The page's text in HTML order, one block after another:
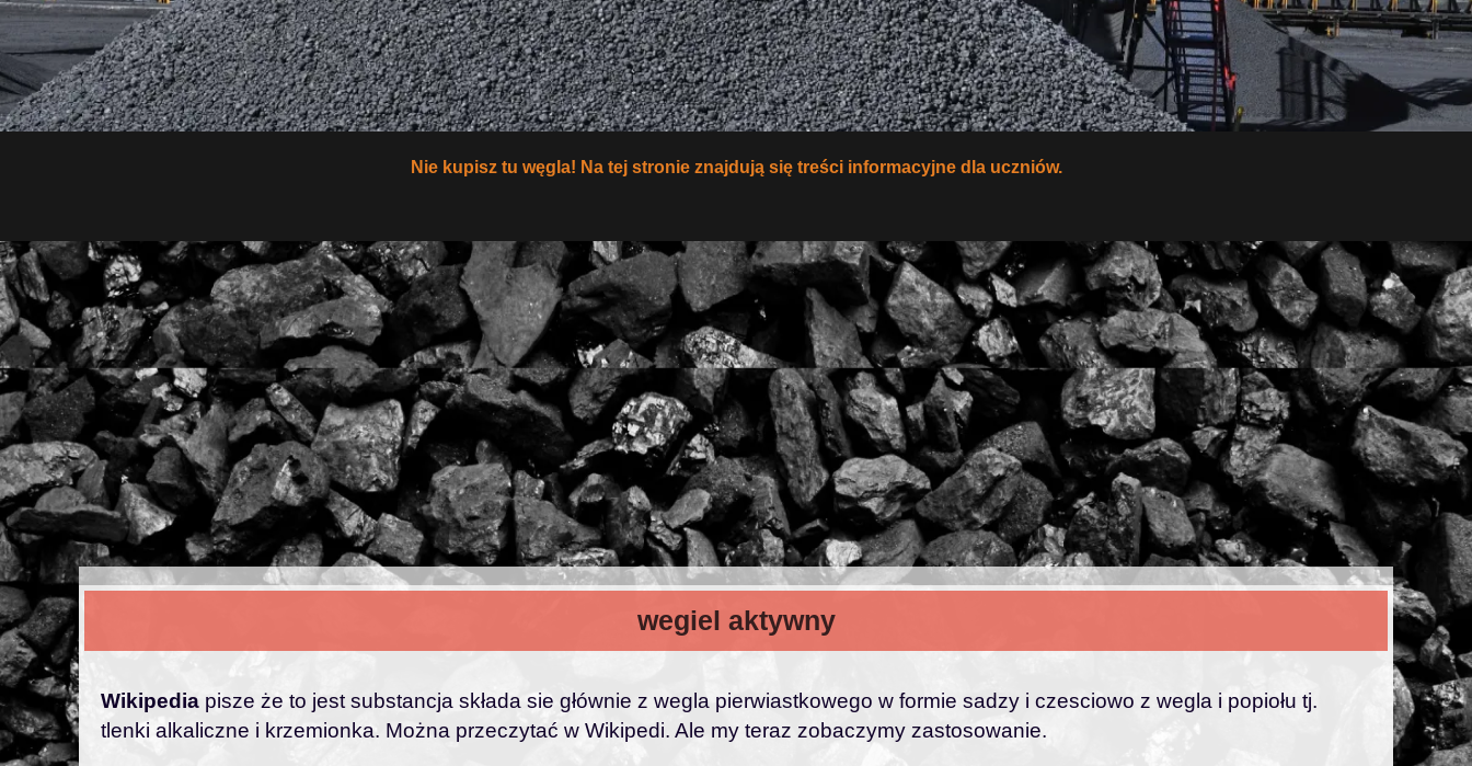
Nie kupisz tu węgla! Na tej stronie znajdują się treści informacyjne dla uczniów.
wegiel aktywny
Wikipedia pisze że to jest substancja składa sie głównie z wegla pierwiastkowego w formie sadzy i czesciowo z wegla i popiołu tj.
tlenki alkaliczne i krzemionka. Można przeczytać w Wikipedi. Ale my teraz zobaczymy zastosowanie.